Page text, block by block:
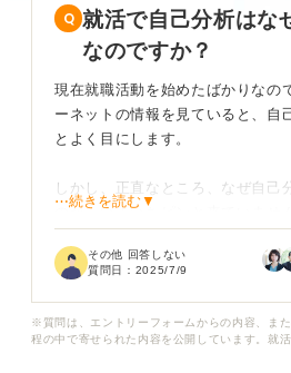
就活で自己分析はな
なのですか？
現在就職活動を始めたばかりなの
ーネットの情報を見ていると、自
とよく目にします。
しかし、正直なところ、なぜ自己
のか、いまいちピンと来ていませ
自己分析が就職活動において、具
でしょうか？
⋯続きを読む▼
その他 回答しない
質問日： 2025/7/9
※質問は、エントリーフォームからの内容、ま
程の中で寄せられた内容を公開しています。就